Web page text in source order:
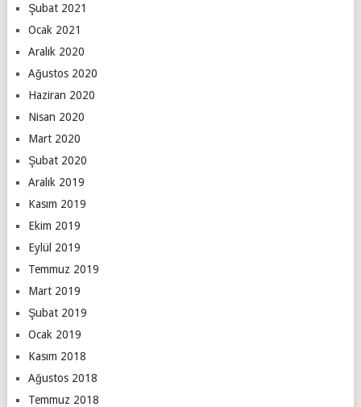
Şubat 2021
Ocak 2021
Aralık 2020
Ağustos 2020
Haziran 2020
Nisan 2020
Mart 2020
Şubat 2020
Aralık 2019
Kasım 2019
Ekim 2019
Eylül 2019
Temmuz 2019
Mart 2019
Şubat 2019
Ocak 2019
Kasım 2018
Ağustos 2018
Temmuz 2018